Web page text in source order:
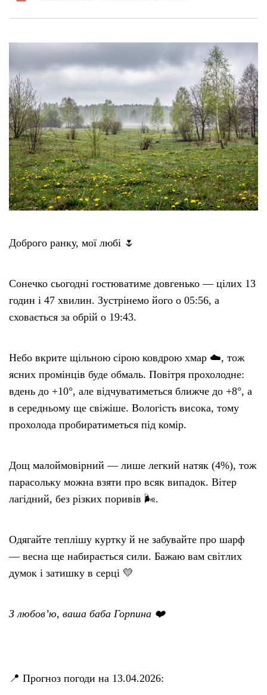
Доброго ранку, мої любі 🌷
Сонечко сьогодні гостюватиме довгенько — цілих 13
годин і 47 хвилин. Зустрінемо його о 05:56, а
сховається за обрій о 19:43.
Небо вкрите щільною сірою ковдрою хмар ☁️, тож
ясних промінців буде обмаль. Повітря прохолодне:
вдень до +10°, але відчуватиметься ближче до +8°, а
в середньому ще свіжіше. Вологість висока, тому
прохолода пробиратиметься під комір.
Дощ малоймовірний — лише легкий натяк (4%), тож
парасольку можна взяти про всяк випадок. Вітер
лагідний, без різких поривів 🌬.
Одягайте теплішу куртку й не забувайте про шарф
— весна ще набирається сили. Бажаю вам світлих
думок і затишку в серці 💛
З любов’ю, ваша баба Горпина ❤️
📍 Прогноз погоди на 13.04.2026: